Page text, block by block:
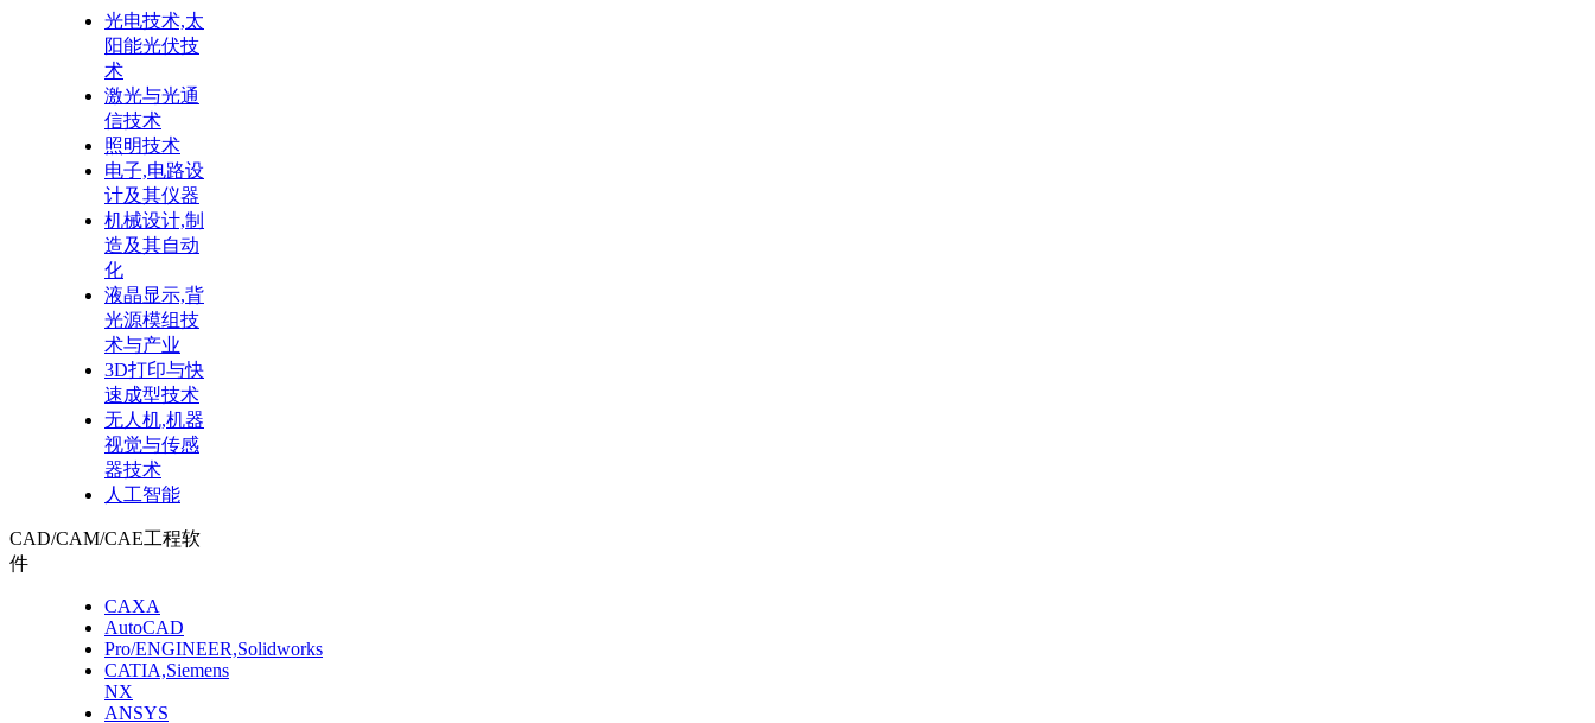
光电技术,太
阳能光伏技
术
激光与光通
信技术
照明技术
电子,电路设
计及其仪器
机械设计,制
造及其自动
化
液晶显示,背
光源模组技
术与产业
3D打印与快
速成型技术
无人机,机器
视觉与传感
器技术
人工智能
CAD/CAM/CAE工程软
件
CAXA
AutoCAD
Pro/ENGINEER,Solidworks
CATIA,Siemens
NX
ANSYS